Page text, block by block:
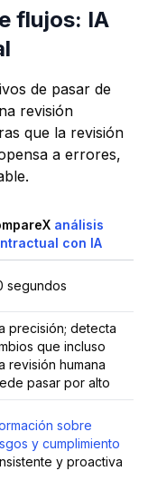
flujos: IA
de pasar de
revisión
que la revisión
a errores,
análisis
con IA
segundos
precisión; detecta
que incluso
revisión humana
pasar por alto
sobre
y cumplimiento
y proactiva